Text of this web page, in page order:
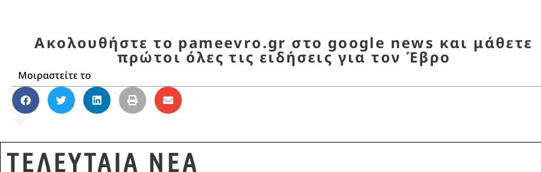
Ακολουθήστε το pameevro.gr στο google news και μάθετε
πρώτοι όλες τις ειδήσεις για τον Έβρο
Μοιραστείτε το
ΤΕΛΕΥΤΑΙΑ ΝΕΑ